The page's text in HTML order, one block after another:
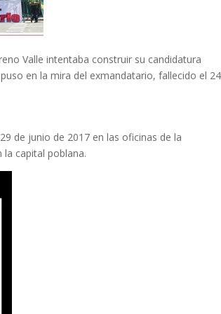
Valle intentaba construir su candidatura
en la mira del exmandatario, fallecido el
de junio de 2017 en las oficinas de la
la capital poblana.